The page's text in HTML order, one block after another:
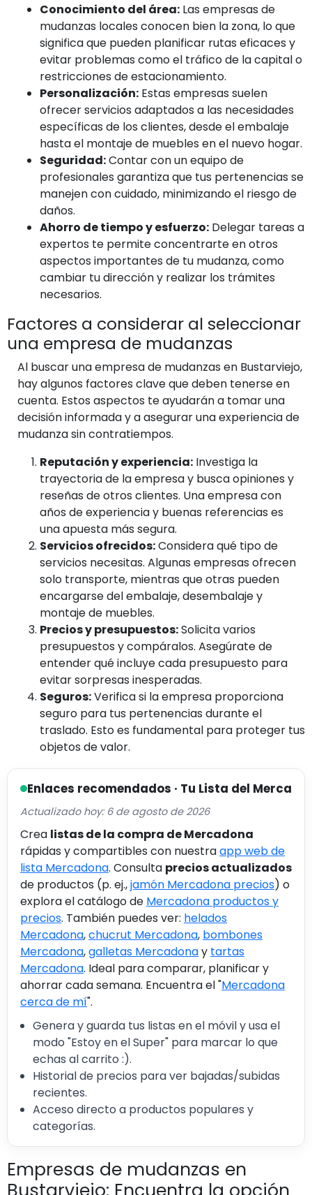
Conocimiento del área: Las empresas de
mudanzas locales conocen bien la zona, lo que
significa que pueden planificar rutas eficaces y
evitar problemas como el tráfico de la capital o
restricciones de estacionamiento.
Personalización: Estas empresas suelen
ofrecer servicios adaptados a las necesidades
específicas de los clientes, desde el embalaje
hasta el montaje de muebles en el nuevo hogar.
Seguridad:Contar con un equipo de
profesionales garantiza que tus pertenencias se
manejen con cuidado, minimizando el riesgo de
daños.
Ahorro de tiempo y esfuerzo: Delegar tareas a
expertos te permite concentrarte en otros
aspectos importantes de tu mudanza, como
cambiar tu dirección y realizar los trámites
necesarios.
Factores a considerar al seleccionar
una empresa de mudanzas
Al buscar una empresa de mudanzas en Bustarviejo,
hay algunos factores clave que deben tenerse en
cuenta. Estos aspectos te ayudarán a tomar una
decisión informada y a asegurar una experiencia de
mudanza sin contratiempos.
Reputación y experiencia: Investiga la
trayectoria de la empresa y busca opiniones y
reseñas de otros clientes. Una empresa con
años de experiencia y buenas referencias es
una apuesta más segura.
Servicios ofrecidos:Considera qué tipo de
servicios necesitas. Algunas empresas ofrecen
solo transporte, mientras que otras pueden
encargarse del embalaje, desembalaje y
montaje de muebles.
Precios y presupuestos:Solicita varios
presupuestos y compáralos. Asegúrate de
entender qué incluye cada presupuesto para
evitar sorpresas inesperadas.
Seguros:Verifica si la empresa proporciona
seguro para tus pertenencias durante el
traslado. Esto es fundamental para proteger tus
objetos de valor.
Enlaces recomendados · Tu Lista del Merca
Actualizado hoy: 6 de agosto de 2026
Crea listas de la compra de Mercadona
rápidas y compartibles con nuestraapp web de
lista Mercadona. Consulta precios actualizados
de productos (p. ej.,jamón Mercadona precios) o
explora el catálogo de Mercadona productos y
precios. También puedes ver: helados
Mercadona,chucrut Mercadona, bombones
Mercadona,galletas Mercadonay tartas
Mercadona. Ideal para comparar, planificar y
ahorrar cada semana. Encuentra el "Mercadona
cerca de mí".
Genera y guarda tus listas en el móvil y usa el
modo "Estoy en el Super" para marcar lo que
echas al carrito :).
Historial de precios para ver bajadas/subidas
recientes.
Acceso directo a productos populares y
categorías.
Empresas de mudanzas en